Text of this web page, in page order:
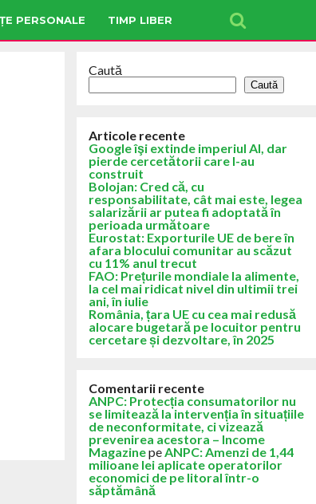
PERSONALE TIMP LIBER
Caută
Caută
Articole recente
Google îşi extinde imperiul AI, dar
pierde cercetătorii care l-au
construit
Bolojan: Cred că, cu
responsabilitate, cât mai este, legea
salarizării ar putea fi adoptată în
perioada următoare
Eurostat: Exporturile UE de bere în
afara blocului comunitar au scăzut
cu 11% anul trecut
FAO: Prețurile mondiale la alimente,
la cel mai ridicat nivel din ultimii trei
ani, în iulie
România, țara UE cu cea mai redusă
alocare bugetară pe locuitor pentru
cercetare și dezvoltare, în 2025
Comentarii recente
ANPC: Protecția consumatorilor nu
se limitează la intervenția în situațiile
de neconformitate, ci vizează
prevenirea acestora – Income
MagazinepeANPC: Amenzi de 1,44
milioane lei aplicate operatorilor
economici de pe litoral într-o
săptămână